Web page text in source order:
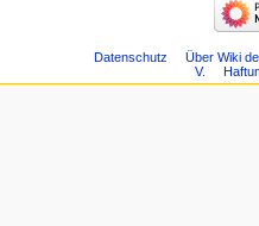
Datenschutz
Über Wiki
V.